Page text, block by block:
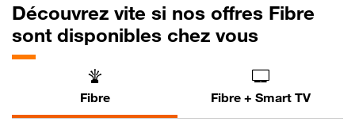
Découvrez vite si nos offres Fibre
sont disponibles chez vous
Fibre Fibre + Smart TV